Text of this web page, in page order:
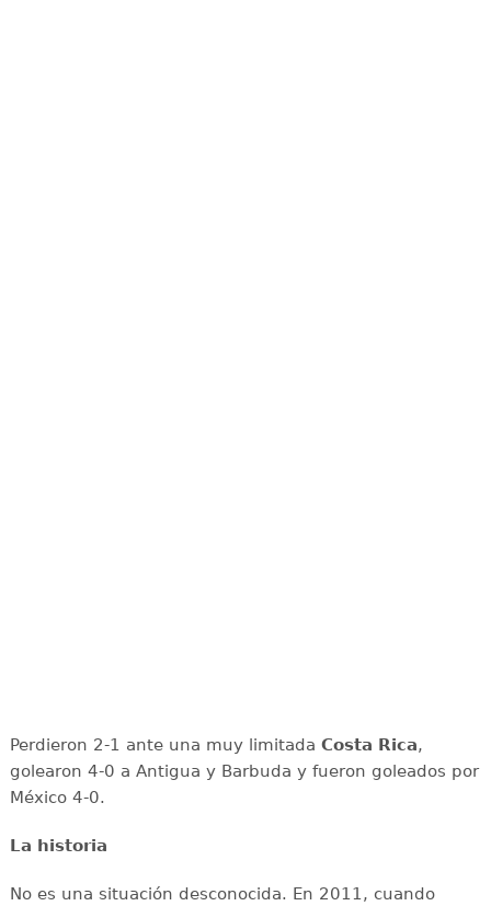
Perdieron 2-1 ante una muy limitada Costa Rica,
golearon 4-0 a Antigua y Barbuda y fueron goleados por
México 4-0.
La historia
No es una situación desconocida. En 2011, cuando